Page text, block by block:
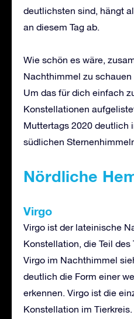
deutlichsten sind, hängt
an diesem Tag ab.
Wie schön es wäre,
Nachthimmel zu schauen
Um das für dich einfach
Konstellationen
Muttertags 2020 deutlich
südlichen
Nördliche
Virgo
Virgo ist der lateinische
Konstellation, die Teil des
Virgo im Nachthimmel
deutlich die Form einer
erkennen. Virgo ist die
Konstellation im